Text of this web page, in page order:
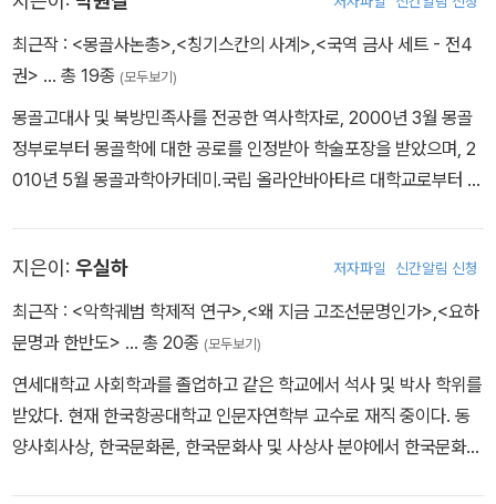
아예 인류 역사를 유라시아 역사 중심으로 재조명하고 있다.
그들은 도대체 무슨 이유로 이렇게 하는 것일까. 그들보다 북방민족
의 후예임이 분명한 우리는 왜 몽골을 제3자적 입장에서 접근하고 있
는 것일까. 이 책은 한중일의 몽골 연구사를 정리한 책이다.
최근작 : <몽골사논총>,<칭기스칸의 사계>,<국역 금사 세트 - 전4
권> … 총 19종 (모두보기)
몽골고대사 및 북방민족사를 전공한 역사학자로, 2000년 3월 몽골
정부로부터 몽골학에 대한 공로를 인정받아 학술포장을 받았으며, 2
010년 5월 몽골과학아카데미.국립 올라안바아타르 대학교로부터 명
거쳐 현재 칭기스칸 연구센터 소장, 한국몽골학회 이사장으로 있다.
<몽골고대사연구>, <몽골의 문화와 자연지리>, <몽골비사역주(I)>,
<북방민족의 샤마니즘과 제사습속>, <유라시아 초원제국의 샤마니
던 야망의 바람-칭기스칸의 꿈과 길>, <몽골비사의 종합적 연구>, <
배반의 땅, 서약의 호수-21세기 한국에 몽골은 무엇인가>, <조선과
몽골-최덕중, 박지원, 서호수의 여행기에 나타난 몽골인식>, <한국.
몽골 교류사 연구> 등의 저서가 있다.
지은이: 우실하 저자파일 신간알림 신청
최근작 : <악학궤범 학제적 연구>,<왜 지금 고조선문명인가>,<요하
문명과 한반도> … 총 20종 (모두보기)
연세대학교 사회학과를 졸업하고 같은 학교에서 석사 및 박사 학위를
받았다. 현재 한국항공대학교 인문자연학부 교수로 재직 중이다. 동
양사회사상, 한국문화론, 한국문화사 및 사상사 분야에서 한국문화와